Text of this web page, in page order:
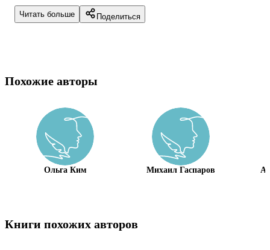
ожидала, я в ней не нашла. Кроме того,
информация подана су...
Читать больше Поделиться
Похожие авторы
Ольга Ким Михаил Гаспаров
Книги похожих авторов